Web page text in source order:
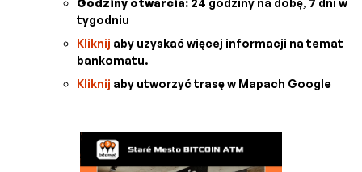
tygodniu
Kliknij aby uzyskać więcej informacji na temat
bankomatu.
Kliknij aby utworzyć trasę w Mapach Google